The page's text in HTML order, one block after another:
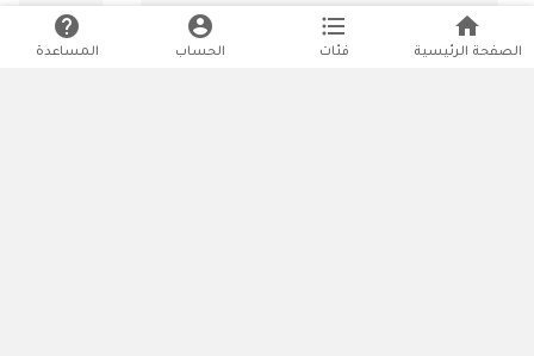
home
الصفحة الرئيسية
format_list_bulleted
فئات
account_circle
الحساب
help
المساعدة